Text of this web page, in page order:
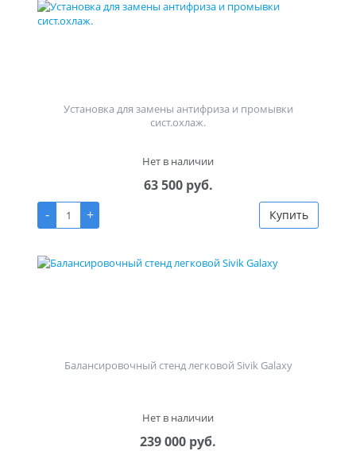
Установка для замены антифриза и промывки
сист.охлаж.
Нет в наличии
63 500 руб.
-
+ Купить
Балансировочный стенд легковой Sivik Galaxy
Нет в наличии
239 000 руб.